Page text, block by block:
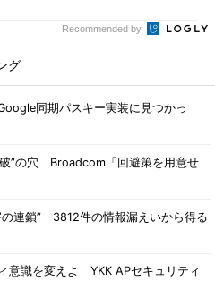
Recommended by
グ
同期パスキー実装に見つかっ
”の穴 Broadcom「回避策を用意せ
の連鎖” 3812件の情報漏えいから得る
意識を変えよ YKK APセキュリティ